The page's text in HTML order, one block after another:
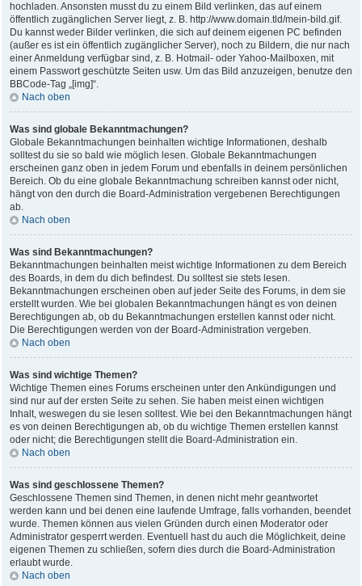
hochladen. Ansonsten musst du zu einem Bild verlinken, das auf einem
öffentlich zugänglichen Server liegt, z. B. http://www.domain.tld/mein-bild.gif.
Du kannst weder Bilder verlinken, die sich auf deinem eigenen PC befinden
(außer es ist ein öffentlich zugänglicher Server), noch zu Bildern, die nur nach
einer Anmeldung verfügbar sind, z. B. Hotmail- oder Yahoo-Mailboxen, mit
einem Passwort geschützte Seiten usw. Um das Bild anzuzeigen, benutze den
BBCode-Tag „[img]“.
Nach oben
Was sind globale Bekanntmachungen?
Globale Bekanntmachungen beinhalten wichtige Informationen, deshalb
solltest du sie so bald wie möglich lesen. Globale Bekanntmachungen
erscheinen ganz oben in jedem Forum und ebenfalls in deinem persönlichen
Bereich. Ob du eine globale Bekanntmachung schreiben kannst oder nicht,
hängt von den durch die Board-Administration vergebenen Berechtigungen
ab.
Nach oben
Was sind Bekanntmachungen?
Bekanntmachungen beinhalten meist wichtige Informationen zu dem Bereich
des Boards, in dem du dich befindest. Du solltest sie stets lesen.
Bekanntmachungen erscheinen oben auf jeder Seite des Forums, in dem sie
erstellt wurden. Wie bei globalen Bekanntmachungen hängt es von deinen
Berechtigungen ab, ob du Bekanntmachungen erstellen kannst oder nicht.
Die Berechtigungen werden von der Board-Administration vergeben.
Nach oben
Was sind wichtige Themen?
Wichtige Themen eines Forums erscheinen unter den Ankündigungen und
sind nur auf der ersten Seite zu sehen. Sie haben meist einen wichtigen
Inhalt, weswegen du sie lesen solltest. Wie bei den Bekanntmachungen hängt
es von deinen Berechtigungen ab, ob du wichtige Themen erstellen kannst
oder nicht; die Berechtigungen stellt die Board-Administration ein.
Nach oben
Was sind geschlossene Themen?
Geschlossene Themen sind Themen, in denen nicht mehr geantwortet
werden kann und bei denen eine laufende Umfrage, falls vorhanden, beendet
wurde. Themen können aus vielen Gründen durch einen Moderator oder
Administrator gesperrt werden. Eventuell hast du auch die Möglichkeit, deine
eigenen Themen zu schließen, sofern dies durch die Board-Administration
erlaubt wurde.
Nach oben